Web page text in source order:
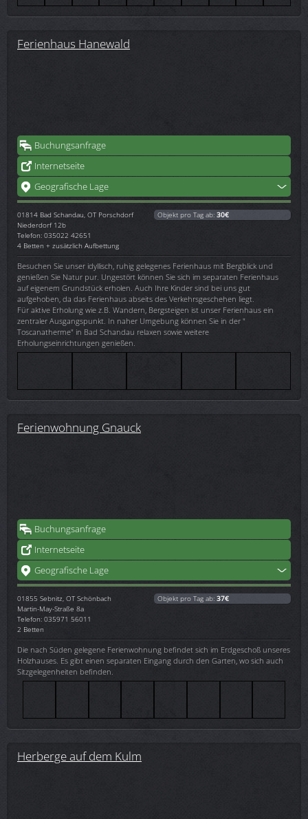
Ferienhaus Hanewald
Buchungsanfrage
Internetseite
Geografische Lage
01814 Bad Schandau, OT Porschdorf
Niederdorf 12b
Telefon: 035022 42651
4 Betten + zusätzlich Aufbettung
Objekt pro Tag ab: 30€
Besuchen Sie unser idyllisch, ruhig gelegenes Ferienhaus mit Bergblick und
genießen Sie Natur pur. Ungestört können Sie sich im separaten Ferienhaus
auf eigenem Grundstück erholen. Auch Ihre Kinder sind bei uns gut
aufgehoben, da das Ferienhaus abseits des Verkehrsgeschehen liegt.
Für aktive Erholung wie z.B. Wandern, Bergsteigen ist unser Ferienhaus ein
zentraler Ausgangspunkt. In naher Umgebung können Sie in der "
Toscanatherme" in Bad Schandau relaxen sowie weitere
Erholungseinrichtungen genießen.
Ferienwohnung Gnauck
Buchungsanfrage
Internetseite
Geografische Lage
01855 Sebnitz, OT Schönbach
Martin-May-Straße 8a
Telefon: 035971 56011
2 Betten
Objekt pro Tag ab: 37€
Die nach Süden gelegene Ferienwohnung befindet sich im Erdgeschoß unseres
Holzhauses. Es gibt einen separaten Eingang durch den Garten, wo sich auch
Sitzgelegenheiten befinden.
Herberge auf dem Kulm